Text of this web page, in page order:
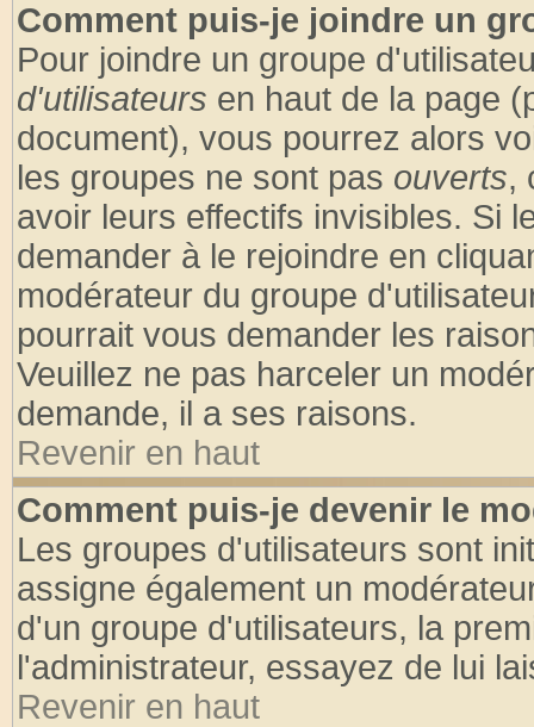
Comment puis-je joindre un
Pour joindre un groupe
d'utilisateurs en haut de la page
document), vous pourrez alors
les groupes ne sont pas ouverts,
avoir leurs effectifs invisibles. Si
demander à le rejoindre en
modérateur du groupe
pourrait vous demander les
Veuillez ne pas harceler un
demande, il a ses raisons.
Revenir en haut
Comment puis-je devenir le
Les groupes d'utilisateurs sont
assigne également un
d'un groupe d'utilisateurs, la
l'administrateur, essayez de lui
Revenir en haut